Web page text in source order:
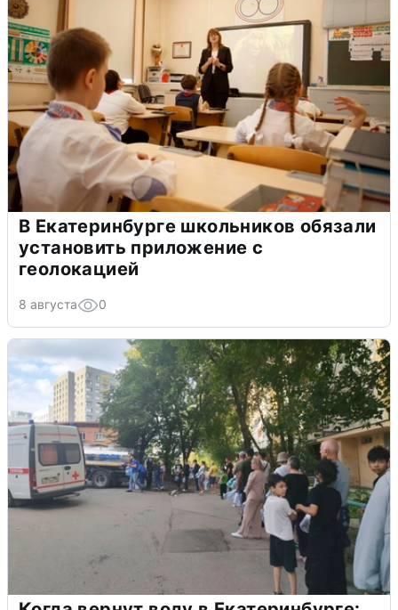
В Екатеринбурге школьников обязали
установить приложение с
геолокацией
8 августа 0